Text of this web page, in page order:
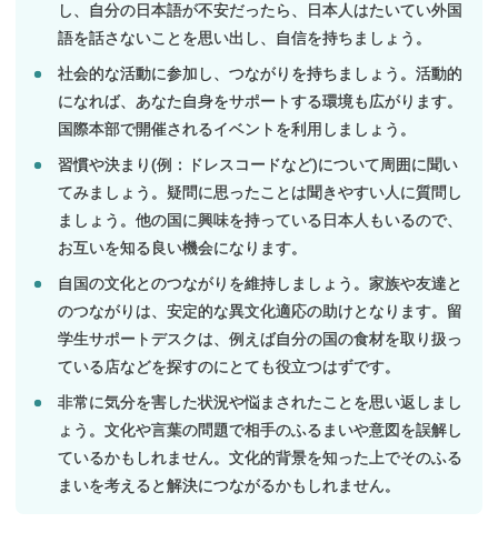
し、自分の日本語が不安だったら、日本人はたいてい外国
語を話さないことを思い出し、自信を持ちましょう。
社会的な活動に参加し、つながりを持ちましょう。活動的
になれば、あなた自身をサポートする環境も広がります。
国際本部で開催されるイベントを利用しましょう。
習慣や決まり(例：ドレスコードなど)について周囲に聞い
てみましょう。疑問に思ったことは聞きやすい人に質問し
ましょう。他の国に興味を持っている日本人もいるので、
お互いを知る良い機会になります。
自国の文化とのつながりを維持しましょう。家族や友達と
のつながりは、安定的な異文化適応の助けとなります。留
学生サポートデスクは、例えば自分の国の食材を取り扱っ
ている店などを探すのにとても役立つはずです。
非常に気分を害した状況や悩まされたことを思い返しまし
ょう。文化や言葉の問題で相手のふるまいや意図を誤解し
ているかもしれません。文化的背景を知った上でそのふる
まいを考えると解決につながるかもしれません。